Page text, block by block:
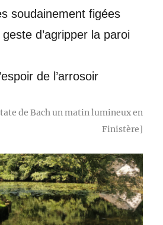
soudainement figées
d’agripper la paroi
de l’arrosoir
de Bach un matin lumineux en
Finistère]